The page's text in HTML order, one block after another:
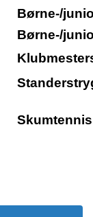
Børne-/
Børne-/